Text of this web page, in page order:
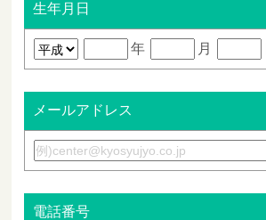
生年月日
年 月
メールアドレス
電話番号